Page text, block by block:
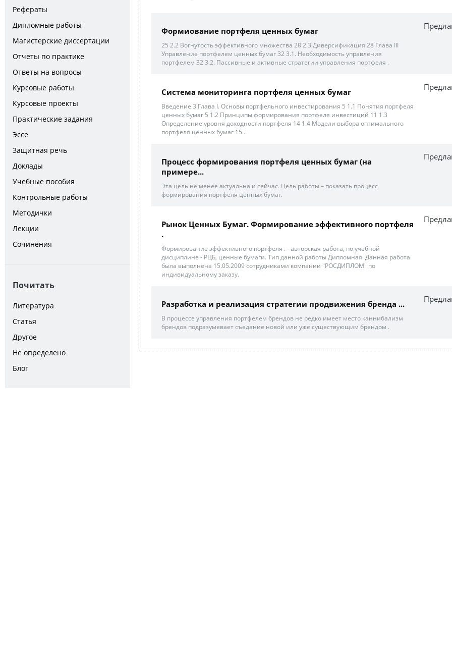
Рефераты
Дипломные работы
Магистерские диссертации
Отчеты по практике
Ответы на вопросы
Курсовые работы
Курсовые проекты
Практические задания
Эссе
Защитная речь
Доклады
Учебные пособия
Контрольные работы
Методички
Лекции
Сочинения
Почитать
Литература
Статья
Другое
Не определено
Блог
Формиование портфеля ценных бумаг
25 2.2 Вогнутость эффективного множества 28 2.3 Диверсификация 28 Глава III
Управление портфелем ценных бумаг 32 3.1. Необходимость управления
портфелем 32 3.2. Пассивные и активные стратегии управления портфеля .
Система мониторинга портфеля ценных бумаг
Введение 3 Глава I. Основы портфельного инвестирования 5 1.1 Понятия портфеля
ценных бумаг 5 1.2 Принципы формирования портфеля инвестиций 11 1.3
Определение уровня доходности портфеля 14 1.4 Модели выбора оптимального
портфеля ценных бумаг 15...
Процесс формирования портфеля ценных бумаг (на
примере...
Эта цель не менее актуальна и сейчас. Цель работы – показать процесс
формирования портфеля ценных бумаг.
Рынок Ценных Бумаг. Формирование эффективного портфеля
.
Формирование эффективного портфеля . - авторская работа, по учебной
дисциплине - РЦБ, ценные бумаги. Тип данной работы Дипломная. Данная работа
была выполнена 15.05.2009 сотрудниками компании "РОСДИПЛОМ" по
индивидуальному заказу.
Разработка и реализация стратегии продвижения бренда ...
В процессе управления портфелем брендов не редко имеет место каннибализм
брендов подразумевает съедание новой или уже существующим брендом .